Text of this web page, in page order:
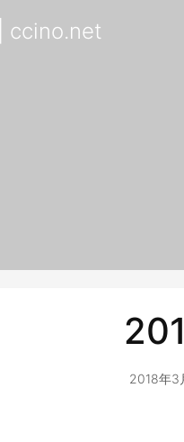
ccino.net
2018年3